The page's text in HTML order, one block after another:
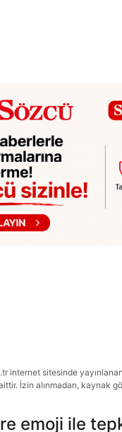
internet sitesinde
İzin alınmadan, kaynak
emoji ile